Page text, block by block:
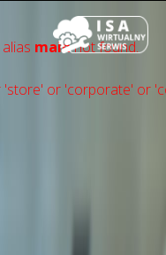
mainnot found.
'store' or 'сorporate' or